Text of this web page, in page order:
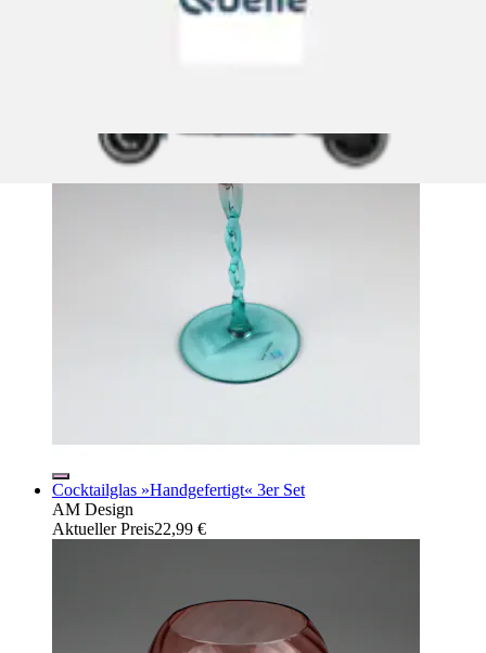
Cocktailglas »Handgefertigt« 3er Set
AM Design
Aktueller Preis22,99 €